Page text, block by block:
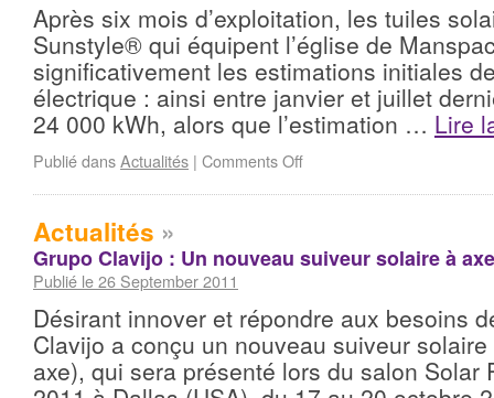
Après six mois d’exploitation, les tuiles
Sunstyle® qui équipent l’église de
significativement les estimations initiales
électrique : ainsi entre janvier et juillet
24 000 kWh, alors que l’estimation … Lire
Publié dansActualités | Comments Off
Actualités »
Grupo Clavijo : Un nouveau suiveur solaire à
Publié le 26 September 2011
Désirant innover et répondre aux besoins
Clavijo a conçu un nouveau suiveur
axe), qui sera présenté lors du salon Solar